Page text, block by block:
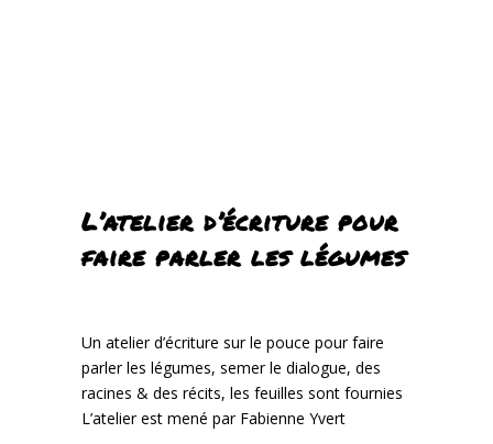
L’atelier d’écriture pour
faire parler les légumes
Un atelier d’écriture sur le pouce pour faire
parler les légumes, semer le dialogue, des
racines & des récits, les feuilles sont fournies
L’atelier est mené par Fabienne Yvert